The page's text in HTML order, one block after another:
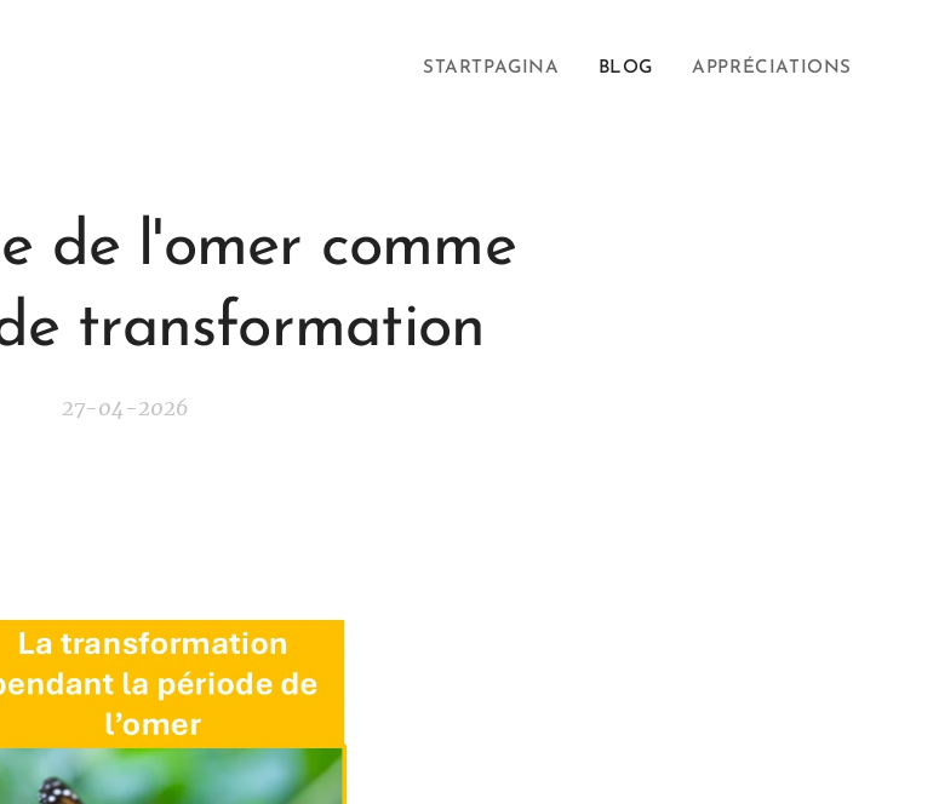
STARTPAGINA BLOG APPRÉCIATIONS
de l'omer comme
transformation
27-04-2026